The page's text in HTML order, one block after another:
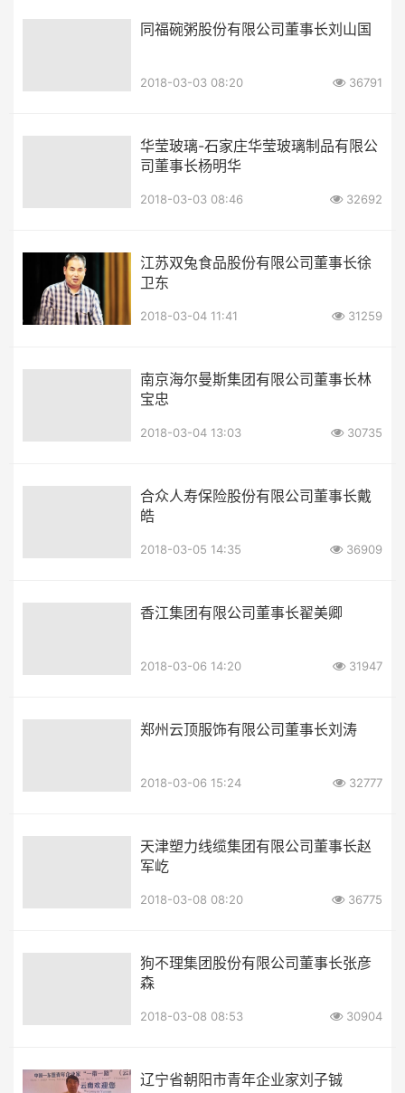
同福碗粥股份有限公司董事长刘山国
2018-03-03 08:20 36791
华莹玻璃-石家庄华莹玻璃制品有限公
司董事长杨明华
2018-03-03 08:46 32692
江苏双兔食品股份有限公司董事长徐
卫东
2018-03-04 11:41 31259
南京海尔曼斯集团有限公司董事长林
宝忠
2018-03-04 13:03 30735
合众人寿保险股份有限公司董事长戴
皓
2018-03-05 14:35 36909
香江集团有限公司董事长翟美卿
2018-03-06 14:20 31947
郑州云顶服饰有限公司董事长刘涛
2018-03-06 15:24 32777
天津塑力线缆集团有限公司董事长赵
军屹
2018-03-08 08:20 36775
狗不理集团股份有限公司董事长张彦
森
2018-03-08 08:53 30904
辽宁省朝阳市青年企业家刘子铖